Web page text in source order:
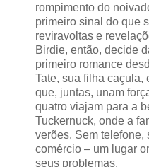
rompimento do
primeiro sinal do que
reviravoltas e
Birdie, então, decide
primeiro romance
Tate, sua filha caçula,
que, juntas, unam
quatro viajam para a
Tuckernuck, onde a
verões. Sem telefone,
comércio – um lugar
seus problemas.